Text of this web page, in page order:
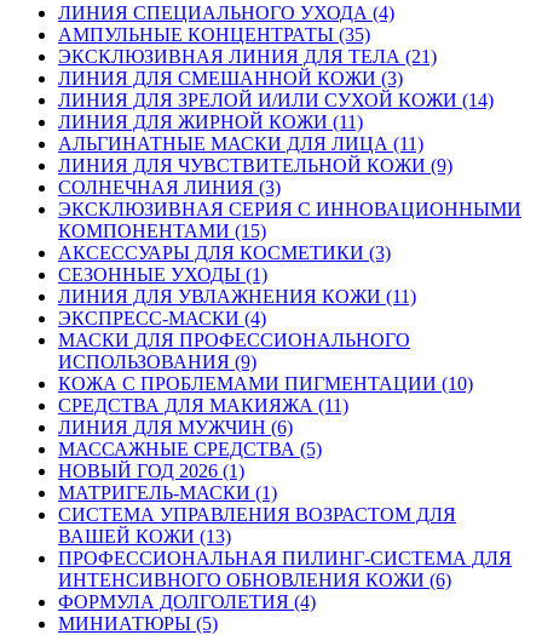
ЛИНИЯ СПЕЦИАЛЬНОГО УХОДА (4)
АМПУЛЬНЫЕ КОНЦЕНТРАТЫ (35)
ЭКСКЛЮЗИВНАЯ ЛИНИЯ ДЛЯ ТЕЛА (21)
ЛИНИЯ ДЛЯ СМЕШАННОЙ КОЖИ (3)
ЛИНИЯ ДЛЯ ЗРЕЛОЙ И/ИЛИ СУХОЙ КОЖИ (14)
ЛИНИЯ ДЛЯ ЖИРНОЙ КОЖИ (11)
АЛЬГИНАТНЫЕ МАСКИ ДЛЯ ЛИЦА (11)
ЛИНИЯ ДЛЯ ЧУВСТВИТЕЛЬНОЙ КОЖИ (9)
СОЛНЕЧНАЯ ЛИНИЯ (3)
ЭКСКЛЮЗИВНАЯ СЕРИЯ С ИННОВАЦИОННЫМИ
КОМПОНЕНТАМИ (15)
АКСЕССУАРЫ ДЛЯ КОСМЕТИКИ (3)
СЕЗОННЫЕ УХОДЫ (1)
ЛИНИЯ ДЛЯ УВЛАЖНЕНИЯ КОЖИ (11)
ЭКСПРЕСС-МАСКИ (4)
МАСКИ ДЛЯ ПРОФЕССИОНАЛЬНОГО
ИСПОЛЬЗОВАНИЯ (9)
КОЖА С ПРОБЛЕМАМИ ПИГМЕНТАЦИИ (10)
СРЕДСТВА ДЛЯ МАКИЯЖА (11)
ЛИНИЯ ДЛЯ МУЖЧИН (6)
МАССАЖНЫЕ СРЕДСТВА (5)
НОВЫЙ ГОД 2026 (1)
МАТРИГЕЛЬ-МАСКИ (1)
СИСТЕМА УПРАВЛЕНИЯ ВОЗРАСТОМ ДЛЯ
ВАШЕЙ КОЖИ (13)
ПРОФЕССИОНАЛЬНАЯ ПИЛИНГ-СИСТЕМА ДЛЯ
ИНТЕНСИВНОГО ОБНОВЛЕНИЯ КОЖИ (6)
ФОРМУЛА ДОЛГОЛЕТИЯ (4)
МИНИАТЮРЫ (5)